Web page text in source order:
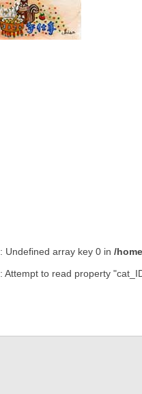
: Undefined array key 0 in /
: Attempt to read property